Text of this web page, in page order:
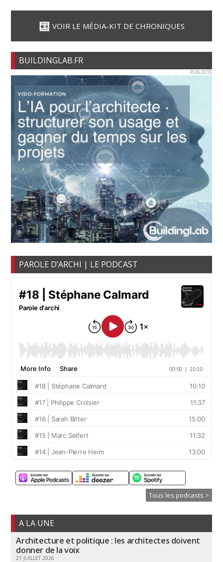
VOIR LE MÉDIA-KIT DE CHRONIQUES
BUILDINGLAB.FR
PUBLICITE
PAROLE D’ARCHI | LE PODCAST
Tous les podcasts >
A LA UNE
Architecture et politique : les architectes doivent
donner de la voix
21 JUILLET 2026